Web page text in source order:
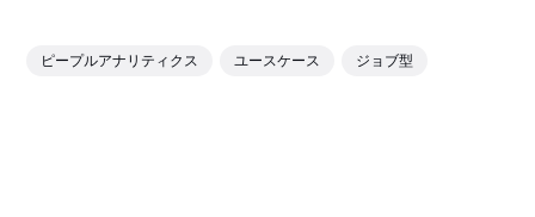
ピープルアナリティクス ユースケース ジョブ型